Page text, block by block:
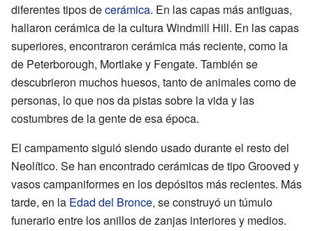
diferentes tipos decerámica. En las capas más antiguas,
hallaron cerámica de la cultura Windmill Hill. En las capas
superiores, encontraron cerámica más reciente, como la
de Peterborough, Mortlake y Fengate. También se
descubrieron muchos huesos, tanto de animales como de
personas, lo que nos da pistas sobre la vida y las
costumbres de la gente de esa época.
El campamento siguió siendo usado durante el resto del
Neolítico. Se han encontrado cerámicas de tipo Grooved y
vasos campaniformes en los depósitos más recientes. Más
tarde, en la Edad del Bronce, se construyó un túmulo
funerario entre los anillos de zanjas interiores y medios.